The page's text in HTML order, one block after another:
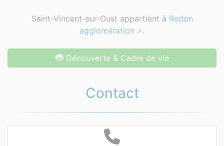
Saint-Vincent-sur-Oust appartient à Redon
agglomération
.
Découverte & Cadre de vie
Contact